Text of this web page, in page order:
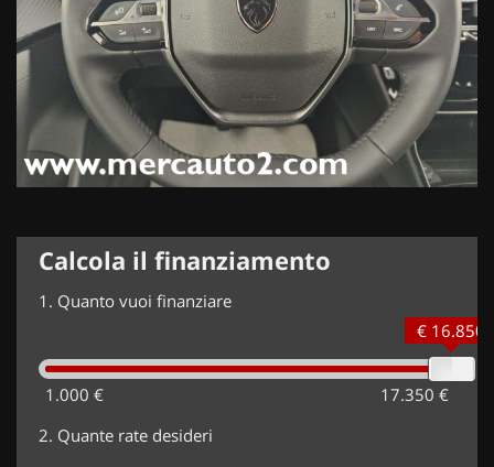
Calcola il finanziamento
1. Quanto vuoi finanziare
1.000 € 17.350 €
€ 16.850
2. Quante rate desideri